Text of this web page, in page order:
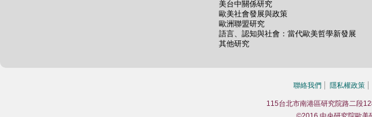
美台中關係研究
歐美社會發展與政策
歐洲聯盟研究
語言、認知與社會：當代歐美哲學新發展
其他研究
聯絡我們 隱私權政策
115台北市南港區研究院路二段